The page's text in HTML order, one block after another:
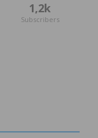
1,2k
Subscribers